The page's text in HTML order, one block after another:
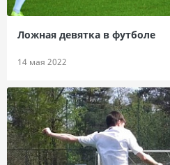
Ложная девятка в футболе
14 мая 2022